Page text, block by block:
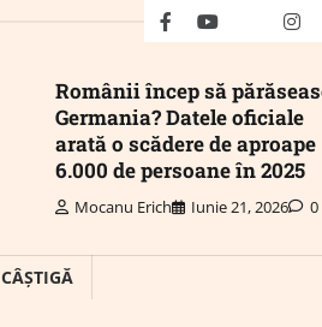
facebookyoutubeMail
Românii încep să
Germania? Datele oficiale
arată o scădere de aproape
6.000 de persoane în 2025
Mocanu Erich Iunie 21, 2026 0
CÂȘTIGĂ